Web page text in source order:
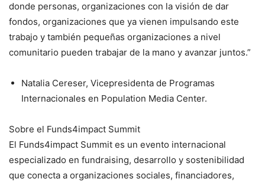
donde personas, organizaciones con la visión de dar
fondos, organizaciones que ya vienen impulsando este
trabajo y también pequeñas organizaciones a nivel
comunitario pueden trabajar de la mano y avanzar juntos.”
Natalia Cereser, Vicepresidenta de Programas
Internacionales en Population Media Center.
Sobre el Funds4impact Summit
El Funds4impact Summit es un evento internacional
especializado en fundraising, desarrollo y sostenibilidad
que conecta a organizaciones sociales, financiadores,